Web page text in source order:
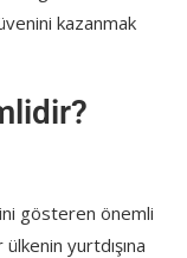
kazanmak
gösteren önemli
yurtdışına